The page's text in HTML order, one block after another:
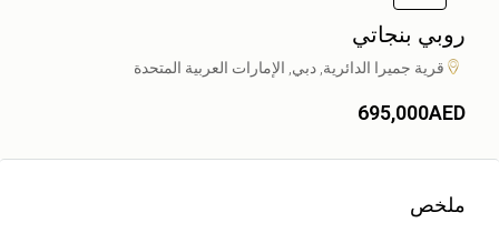
روبي بنجاتي
قرية جميرا الدائرية, دبي, الإمارات العربية المتحدة
695,000AED
ملخص